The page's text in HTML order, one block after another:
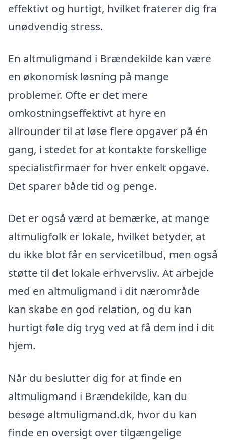
effektivt og hurtigt, hvilket fraterer dig fra
unødvendig stress.
En altmuligmand i Brændekilde kan være
en økonomisk løsning på mange
problemer. Ofte er det mere
omkostningseffektivt at hyre en
allrounder til at løse flere opgaver på én
gang, i stedet for at kontakte forskellige
specialistfirmaer for hver enkelt opgave.
Det sparer både tid og penge.
Det er også værd at bemærke, at mange
altmuligfolk er lokale, hvilket betyder, at
du ikke blot får en servicetilbud, men også
støtte til det lokale erhvervsliv. At arbejde
med en altmuligmand i dit nærområde
kan skabe en god relation, og du kan
hurtigt føle dig tryg ved at få dem ind i dit
hjem.
Når du beslutter dig for at finde en
altmuligmand i Brændekilde, kan du
besøge altmuligmand.dk, hvor du kan
finde en oversigt over tilgængelige